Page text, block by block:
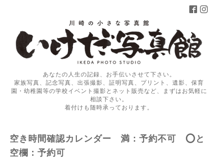
あなたの人生の記録、お手伝いさせて下さい。
家族写真、記念写真、出張撮影、証明写真、プリント、遺影、保育
園・幼稚園等の学校イベント撮影とネット販売など、まずはお気軽に
相談下さい。
着付けも随時承っております。
空き時間確認カレンダー 満：予約不可 ⭕️と
空欄：予約可